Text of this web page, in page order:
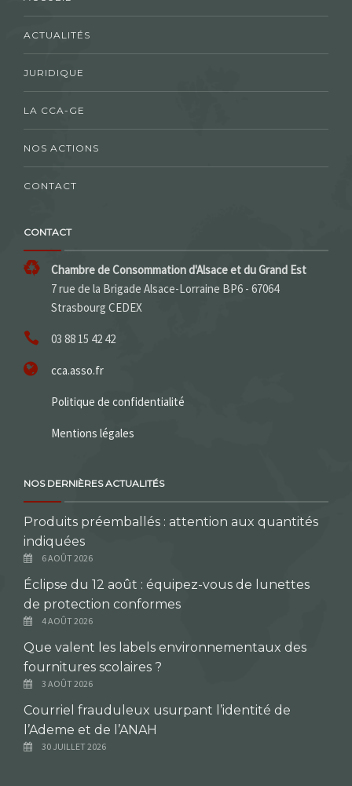
ACTUALITÉS
JURIDIQUE
LA CCA-GE
NOS ACTIONS
CONTACT
CONTACT
Chambre de Consommation d'Alsace et du Grand Est
7 rue de la Brigade Alsace-Lorraine BP6 - 67064
Strasbourg CEDEX
03 88 15 42 42
cca.asso.fr
Politique de confidentialité
Mentions légales
NOS DERNIÈRES ACTUALITÉS
Produits préemballés : attention aux quantités
indiquées
6 AOÛT 2026
Éclipse du 12 août : équipez-vous de lunettes
de protection conformes
4 AOÛT 2026
Que valent les labels environnementaux des
fournitures scolaires ?
3 AOÛT 2026
Courriel frauduleux usurpant l’identité de
l’Ademe et de l’ANAH
30 JUILLET 2026